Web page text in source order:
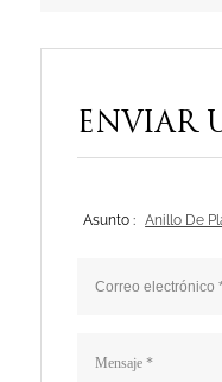
ENVIAR
Asunto : Anillo De